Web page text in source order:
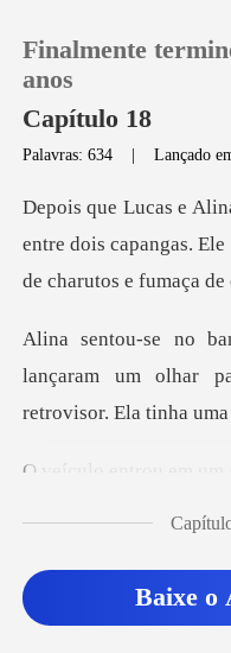
Loja
Sair
Finalmente
anos
Capítulo 18
Palavras: 634 |Lançado
entre dois capangas.
lançaram um olhar
ret
Baixe o